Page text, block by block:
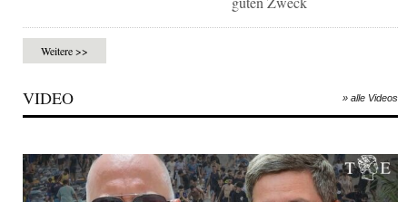
Weitere >>
VIDEO » alle Videos